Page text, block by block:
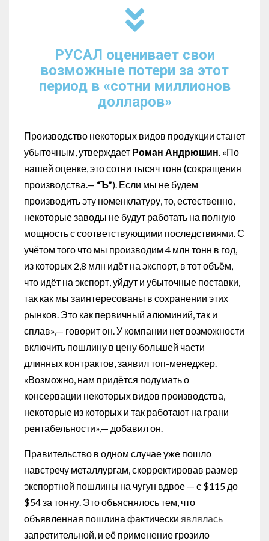
РУСАЛ оценивает свои
возможные потери за этот
период в «сотни миллионов
долларов»
Производство некоторых видов продукции станет
убыточным, утверждает Роман Андрюшин. «По
нашей оценке, это сотни тысяч тонн (сокращения
производства.— “Ъ”). Если мы не будем
производить эту номенклатуру, то, естественно,
некоторые заводы не будут работать на полную
мощность с соответствующими последствиями. С
учётом того что мы производим 4 млн тонн в год,
из которых 2,8 млн идёт на экспорт, в тот объём,
что идёт на экспорт, уйдут и убыточные поставки,
так как мы заинтересованы в сохранении этих
рынков. Это как первичный алюминий, так и
сплав»,— говорит он. У компании нет возможности
включить пошлину в цену большей части
длинных контрактов, заявил топ-менеджер.
«Возможно, нам придётся подумать о
консервации некоторых видов производства,
некоторые из которых и так работают на грани
рентабельности»,— добавил он.
Правительство в одном случае уже пошло
навстречу металлургам, скорректировав размер
экспортной пошлины на чугун вдвое — с $115 до
$54 за тонну. Это объяснялось тем, что
объявленная пошлина фактически являлась
запретительной, и её применение грозило